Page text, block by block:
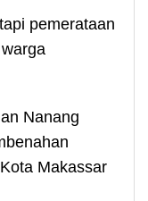
pemerataan
Nanang
Makassar